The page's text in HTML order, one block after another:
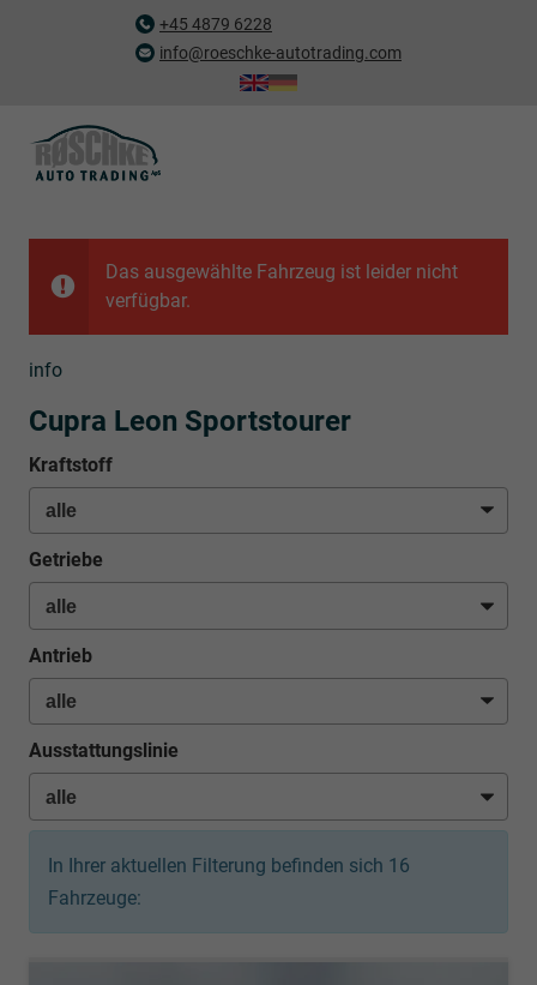
+45 4879 6228
info@roeschke-autotrading.com
Das ausgewählte Fahrzeug ist leider nicht
verfügbar.
info
Cupra Leon Sportstourer
Kraftstoff
Getriebe
Antrieb
Ausstattungslinie
In Ihrer aktuellen Filterung befinden sich 16
Fahrzeuge: